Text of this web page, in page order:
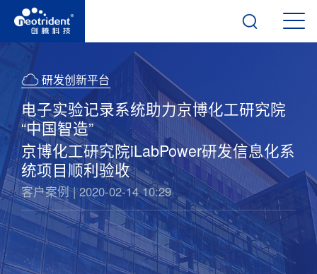
研发创新平台
电子实验记录系统助力京博化工研究院
“中国智造”
京博化工研究院iLabPower研发信息化系
统项目顺利验收
客户案例 | 2020-02-14 10:29